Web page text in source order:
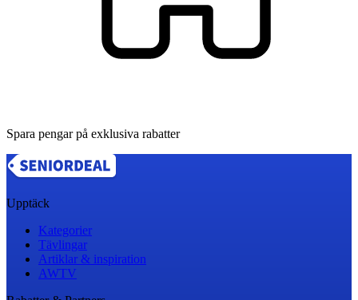
Spara pengar på exklusiva rabatter
Upptäck
Kategorier
Tävlingar
Artiklar & inspiration
AWTV